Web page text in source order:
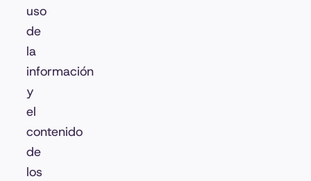
uso
de
la
información
y
el
contenido
de
los